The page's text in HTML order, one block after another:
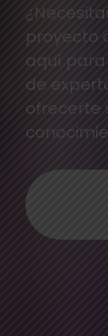
proyecto
aquí
de
ofrecerte